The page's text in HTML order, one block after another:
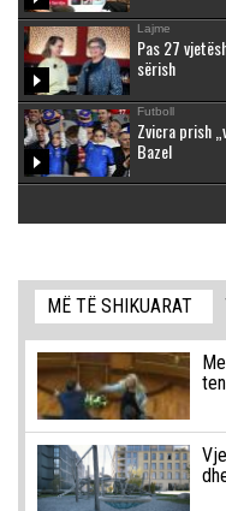
Lajme
Pas 27
sërish
Futboll
Zvicra prish
Bazel
MË TË SHIKUARAT